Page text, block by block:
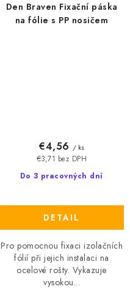
Den Braven Fixační páska
na fólie s PP nosičem
Do 3 pracovných dní
€3,71 bez DPH
€4,56 / ks
DETAIL
Pro pomocnou fixaci izolačních
fólií při jejich instalaci na
ocelové rošty. Vykazuje
vysokou...